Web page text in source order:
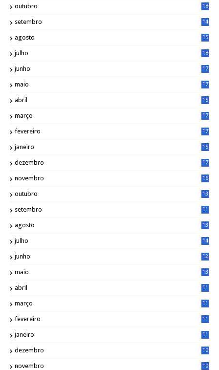
outubro
18
setembro
14
agosto
15
julho
18
junho
17
maio
17
abril
15
março
17
fevereiro
17
janeiro
15
dezembro
17
novembro
16
outubro
13
setembro
11
agosto
13
julho
14
junho
12
maio
13
abril
11
março
11
fevereiro
11
janeiro
11
dezembro
10
novembro
10